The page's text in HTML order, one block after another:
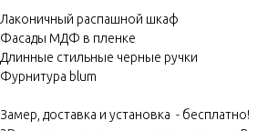
Лаконичный распашной шкаф
Фасады МДФ в пленке
Длинные стильные черные ручки
Фурнитура blum
Замер, доставка и установка - бесплатно!